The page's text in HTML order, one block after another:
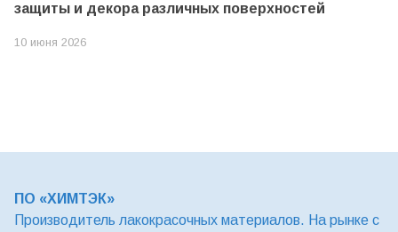
защиты и декора различных поверхностей
10 июня 2026
ПО «ХИМТЭК»
Производитель лакокрасочных материалов. На рынке с